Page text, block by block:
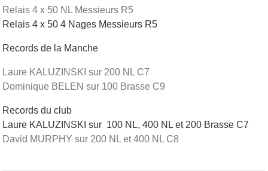
Relais 4 x 50 NL Messieurs R5
Relais 4 x 50 4 Nages Messieurs R5
Records de la Manche
Laure KALUZINSKI sur 200 NL C7
Dominique BELEN sur 100 Brasse C9
Records du club
Laure KALUZINSKI sur 100 NL, 400 NL et 200 Brasse C7
David MURPHY sur 200 NL et 400 NL C8